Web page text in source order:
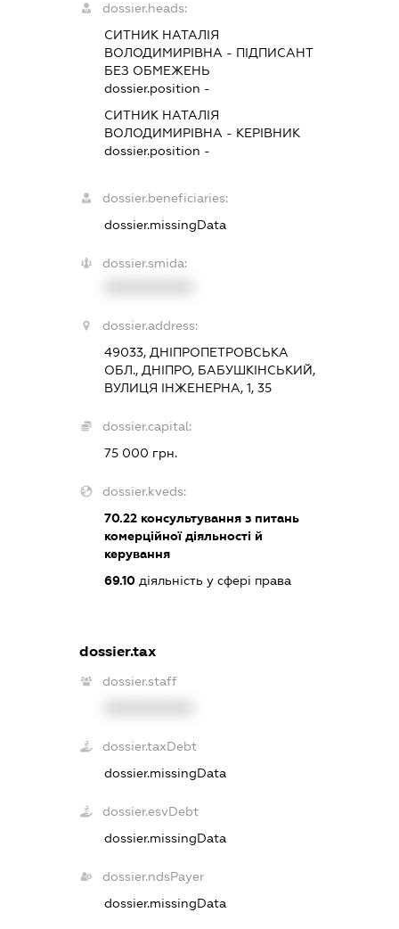
dossier.heads:
СИТНИК НАТАЛІЯ
ВОЛОДИМИРІВНА - ПІДПИСАНТ
БЕЗ ОБМЕЖЕНЬ
dossier.position -
СИТНИК НАТАЛІЯ
ВОЛОДИМИРІВНА - КЕРІВНИК
dossier.position -
dossier.beneficiaries:
dossier.missingData
dossier.smida:
dossier.address:
49033, ДНІПРОПЕТРОВСЬКА
ОБЛ., ДНІПРО, БАБУШКІНСЬКИЙ,
ВУЛИЦЯ ІНЖЕНЕРНА, 1, 35
dossier.capital:
75 000 грн.
dossier.kveds:
70.22 консультування з питань
комерційної діяльності й
керування
69.10 діяльність у сфері права
dossier.tax
dossier.staff
dossier.taxDebt
dossier.missingData
dossier.esvDebt
dossier.missingData
dossier.ndsPayer
dossier.missingData